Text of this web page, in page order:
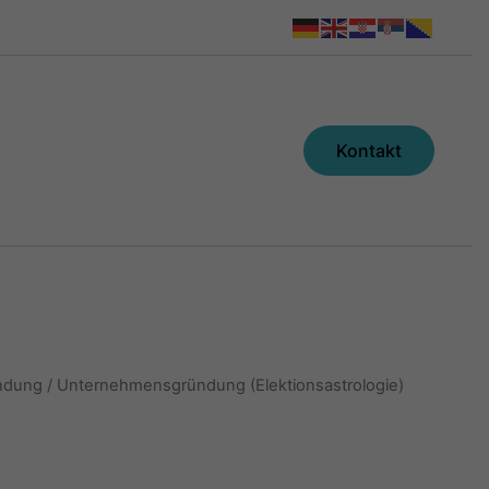
Kontakt
/ Unternehmensgründung (Elektionsastrologie)